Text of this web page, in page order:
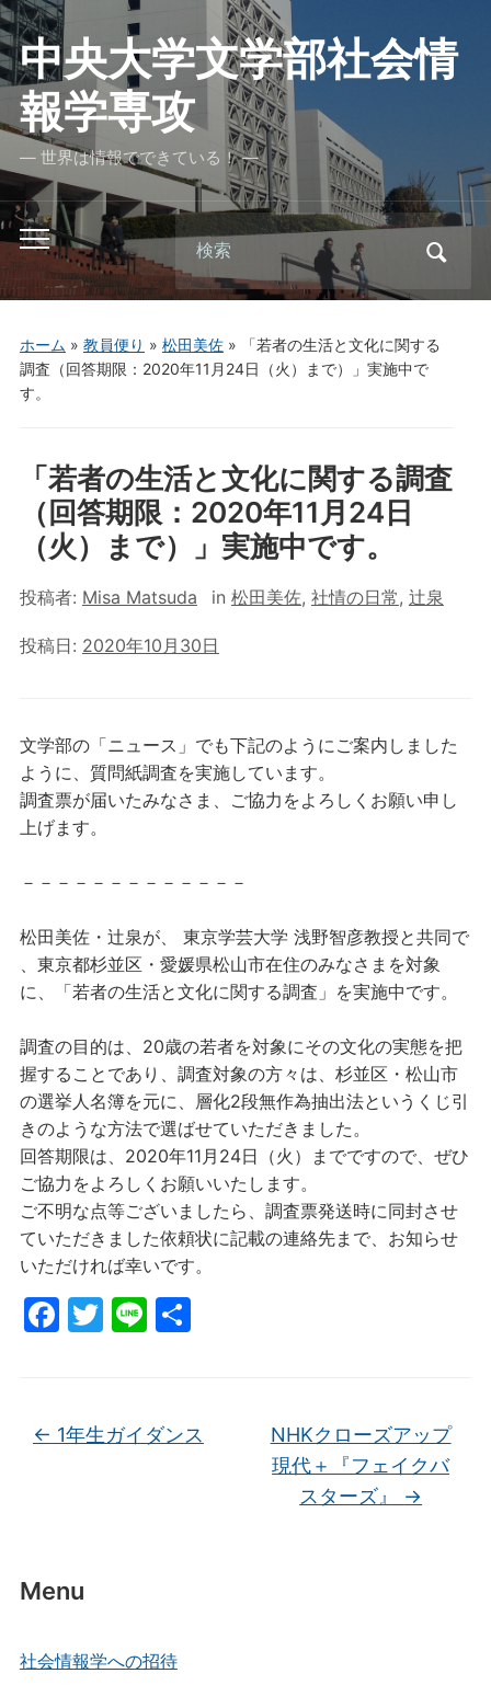
中央大学文学部社会情
報学専攻
― 世界は情報でできている！ ―
Toggle
mobile
menu
Search
for:
ホーム » 教員便り » 松田美佐»
「若者の生活と文化に関する
調査（回答期限：2020年11月24日（火）まで）」実施中で
す。
Menu
社会情報学への招待
「若者の生活と文化に関する調査
（回答期限：2020年11月24日
（火）まで）」実施中です。
投稿者: Misa Matsuda in 松田美佐, 社情の日常, 辻泉
投稿日: 2020年10月30日
文学部の「ニュース」でも下記のようにご案内しました
ように、質問紙調査を実施しています。
調査票が届いたみなさま、ご協力をよろしくお願い申し
上げます。
－－－－－－－－－－－－－
松田美佐・辻泉が、 東京学芸大学 浅野智彦教授と共同で
、東京都杉並区・愛媛県松山市在住のみなさまを対象
に、「若者の生活と文化に関する調査」を実施中です。
調査の目的は、20歳の若者を対象にその文化の実態を把
握することであり、調査対象の方々は、杉並区・松山市
の選挙人名簿を元に、層化2段無作為抽出法というくじ引
きのような方法で選ばせていただきました。
回答期限は、2020年11月24日（火）までですので、ぜひ
ご協力をよろしくお願いいたします。
ご不明な点等ございましたら、調査票発送時に同封させ
ていただきました依頼状に記載の連絡先まで、お知らせ
いただければ幸いです。
F
e
b
T
er
Li 共
← 1年生ガイダンス
NHKクローズアップ
現代＋『フェイクバ
スターズ』 →